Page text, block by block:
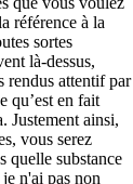
référence à la
sortes
là-dessus,
rendus attentif par
qu’est en fait
Justement ainsi,
vous serez
quelle substance
n'ai pas non